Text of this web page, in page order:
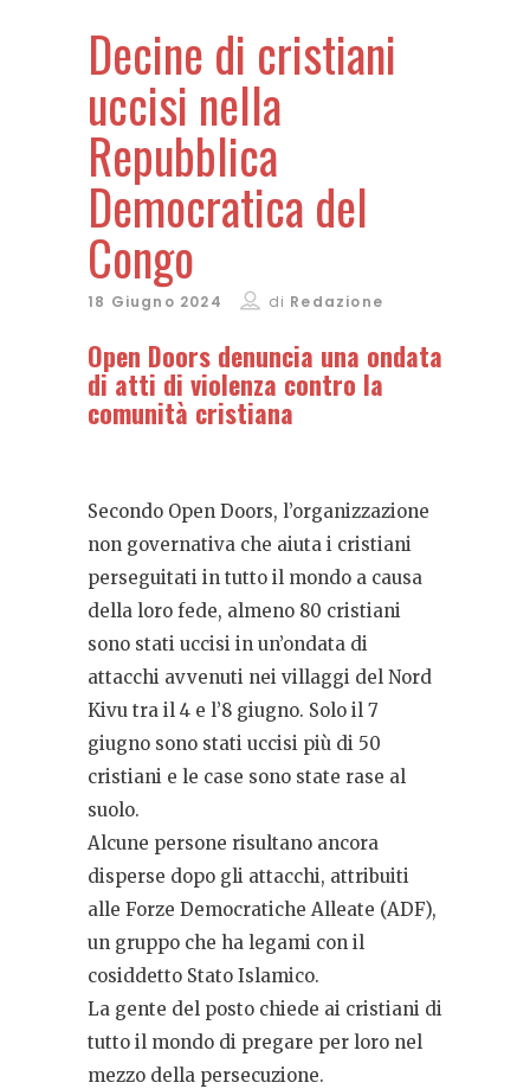
Decine di cristiani
uccisi nella
Repubblica
Democratica del
Congo
18 Giugno 2024 di Redazione
Open Doors denuncia una ondata
di atti di violenza contro la
comunità cristiana
Secondo Open Doors, l’organizzazione
non governativa che aiuta i cristiani
perseguitati in tutto il mondo a causa
della loro fede, almeno 80 cristiani
sono stati uccisi in un’ondata di
attacchi avvenuti nei villaggi del Nord
Kivu tra il 4 e l’8 giugno. Solo il 7
giugno sono stati uccisi più di 50
cristiani e le case sono state rase al
suolo.
Alcune persone risultano ancora
disperse dopo gli attacchi, attribuiti
alle Forze Democratiche Alleate (ADF),
un gruppo che ha legami con il
cosiddetto Stato Islamico.
La gente del posto chiede ai cristiani di
tutto il mondo di pregare per loro nel
mezzo della persecuzione.